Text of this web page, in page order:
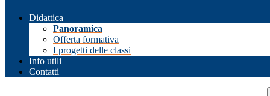
Didattica
Panoramica
Offerta formativa
I progetti delle classi
Info utili
Contatti